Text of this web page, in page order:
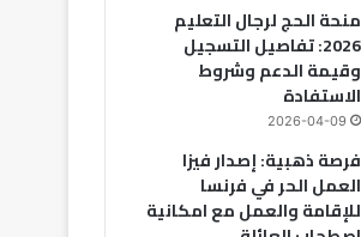
منحة الحج لرجال التعليم
2026: تفاصيل التسجيل
وقيمة الدعم وشروط
الاستفادة
2026-04-09
فرصة ذهبية: إصدار فيزا
العمل الحر في فرنسا
للإقامة والعمل مع امكانية